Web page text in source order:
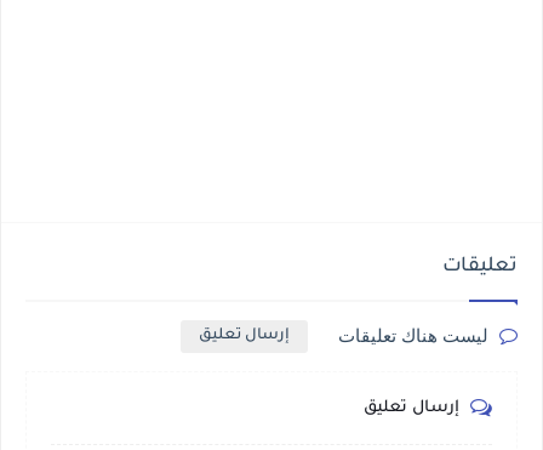
تعليقات
ليست هناك تعليقات إرسال تعليق
إرسال تعليق